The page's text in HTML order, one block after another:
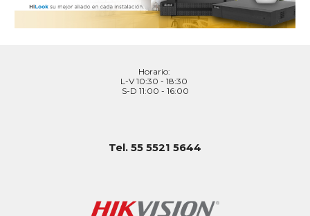
Horario:
L-V 10:30 - 18:30
S-D 11:00 - 16:00
Tel. 55 5521 5644